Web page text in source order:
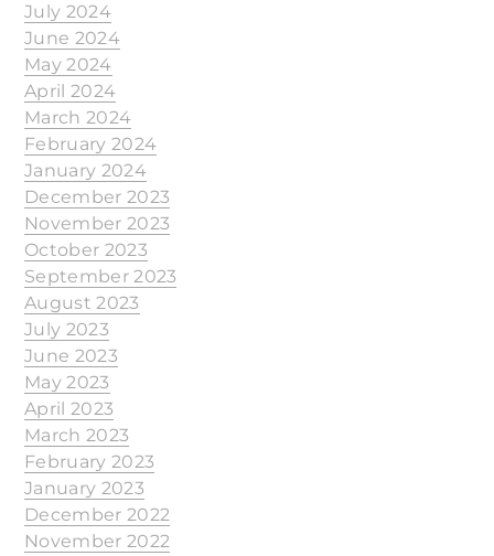
July 2024
June 2024
May 2024
April 2024
March 2024
February 2024
January 2024
December 2023
November 2023
October 2023
September 2023
August 2023
July 2023
June 2023
May 2023
April 2023
March 2023
February 2023
January 2023
December 2022
November 2022